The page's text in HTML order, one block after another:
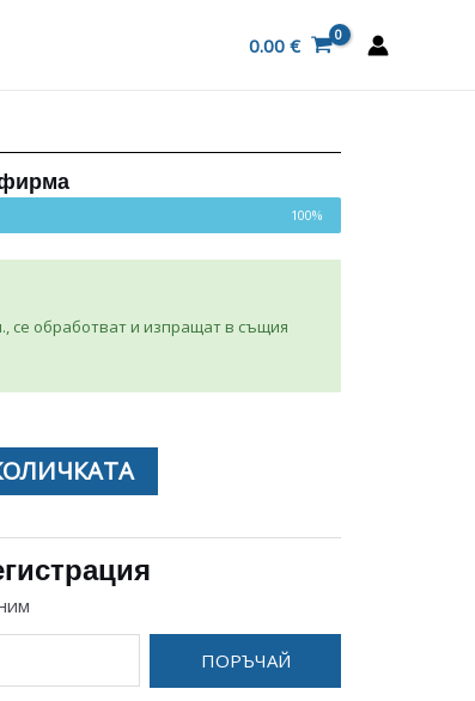
0.00 €
фирма
100%
се обработват и изпращат в същия
ПОРЪЧАЙ